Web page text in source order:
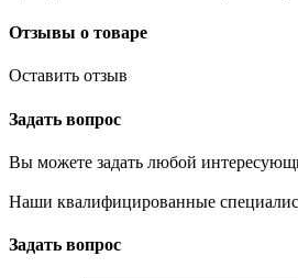
Отзывы о товаре
Оставить отзыв
Задать вопрос
Вы можете задать любой
Наши квалифицированные
Задать вопрос